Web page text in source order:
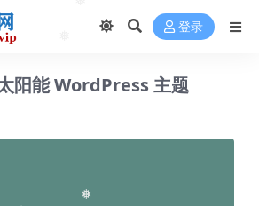
登录
阳能 WordPress 主题